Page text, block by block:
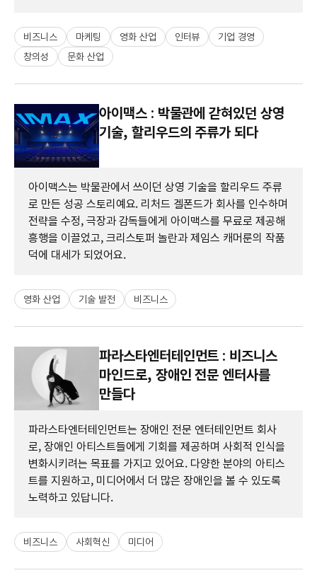
비즈니스 마케팅 영화 산업 인터뷰
기업 경영
창의성
문화 산업
아이맥스 : 박물관에 갇혀있던 상영
기술, 할리우드의 주류가 되다
아이맥스는 박물관에서 쓰이던 상영 기술을 할리우드 주류
로 만든 성공 스토리예요. 리처드 겔폰드가 회사를 인수하며
전략을 수정, 극장과 감독들에게 아이맥스를 무료로 제공해
흥행을 이끌었고, 크리스토퍼 놀란과 제임스 캐머룬의 작품
덕에 대세가 되었어요.
영화 산업 기술 발전 비즈니스
파라스타엔터테인먼트 : 비즈니스
마인드로, 장애인 전문 엔터사를
만들다
파라스타엔터테인먼트는 장애인 전문 엔터테인먼트 회사
로, 장애인 아티스트들에게 기회를 제공하며 사회적 인식을
변화시키려는 목표를 가지고 있어요. 다양한 분야의 아티스
트를 지원하고, 미디어에서 더 많은 장애인을 볼 수 있도록
노력하고 있답니다.
비즈니스 사회혁신 미디어